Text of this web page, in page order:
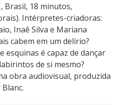
Brasil, 18 minutos,
Intérpretes-criadoras:
Inaê Silva e Mariana
cabem em um delírio?
esquinas é capaz de dançar
de si mesmo?
obra audiovisual, produzida